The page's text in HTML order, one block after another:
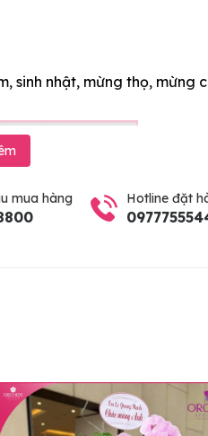
sinh nhật, mừng thọ,
mua hàng Hotline đặt